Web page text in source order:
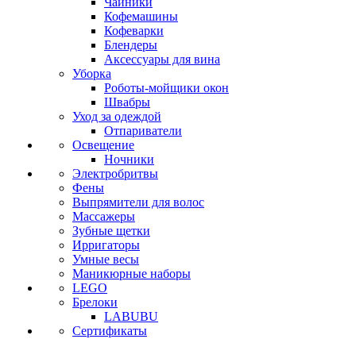
Кофемашины
Кофеварки
Блендеры
Аксессуары для вина
Уборка
Роботы-мойщики окон
Швабры
Уход за одеждой
Отпариватели
Освещение
Ночники
Электробритвы
Фены
Выпрямители для волос
Массажеры
Зубные щетки
Ирригаторы
Умные весы
Маникюрные наборы
LEGO
Брелоки
LABUBU
Сертификаты